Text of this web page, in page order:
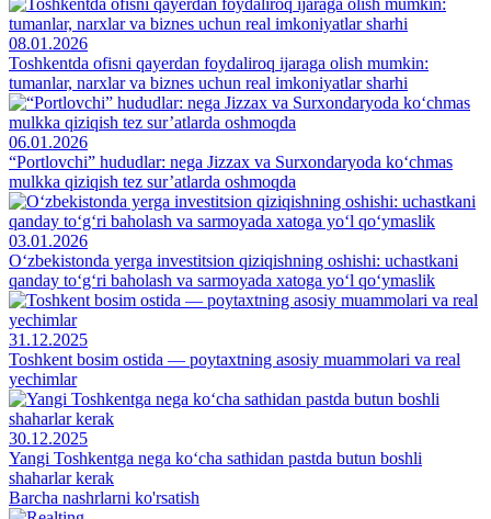
08.01.2026
Toshkentda ofisni qayerdan foydaliroq ijaraga olish mumkin:
tumanlar, narxlar va biznes uchun real imkoniyatlar sharhi
06.01.2026
“Portlovchi” hududlar: nega Jizzax va Surxondaryoda ko‘chmas
mulkka qiziqish tez sur’atlarda oshmoqda
03.01.2026
O‘zbekistonda yerga investitsion qiziqishning oshishi: uchastkani
qanday to‘g‘ri baholash va sarmoyada xatoga yo‘l qo‘ymaslik
31.12.2025
Toshkent bosim ostida — poytaxtning asosiy muammolari va real
yechimlar
30.12.2025
Yangi Toshkentga nega ko‘cha sathidan pastda butun boshli
shaharlar kerak
Barcha nashrlarni ko'rsatish